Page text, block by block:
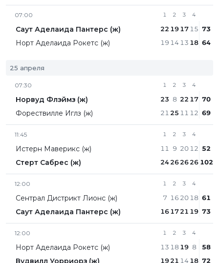
07:00
Саут Аделаида Пантерс (ж)
Норт Аделаида Рокетс (ж)
1
22
19
2
19
14
3
17
13
4
15
18
73
64
25 апреля
07:30
Норвуд Флэймз (ж)
Форествилле Иглз (ж)
1
23
21
2
8
25
3
22
11
4
17
12
70
69
11:45
Истерн Маверикс (ж)
Стерт Сабрес (ж)
1
11
24
2
9
26
3
20
26
4
12
26
52
102
12:00
Сентрал Дистрикт Лионc (ж)
Саут Аделаида Пантерс (ж)
1
7
16
2
16
17
3
20
21
4
18
19
61
73
12:00
Норт Аделаида Рокетс (ж)
Вудвилл Уорриорз (ж)
1
13
19
2
18
21
3
19
14
4
8
18
58
72